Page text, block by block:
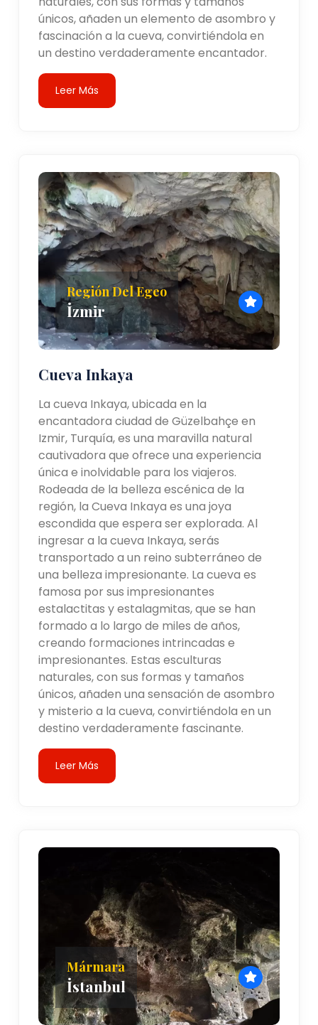
únicos, añaden un elemento de asombro y
fascinación a la cueva, convirtiéndola en
un destino verdaderamente encantador.
Leer Más
Región Del Egeo
İzmir
Cueva Inkaya
La cueva Inkaya, ubicada en la
encantadora ciudad de Güzelbahçe en
Izmir, Turquía, es una maravilla natural
cautivadora que ofrece una experiencia
única e inolvidable para los viajeros.
Rodeada de la belleza escénica de la
región, la Cueva Inkaya es una joya
escondida que espera ser explorada. Al
ingresar a la cueva Inkaya, serás
transportado a un reino subterráneo de
una belleza impresionante. La cueva es
famosa por sus impresionantes
estalactitas y estalagmitas, que se han
formado a lo largo de miles de años,
creando formaciones intrincadas e
impresionantes. Estas esculturas
naturales, con sus formas y tamaños
únicos, añaden una sensación de asombro
y misterio a la cueva, convirtiéndola en un
destino verdaderamente fascinante.
Leer Más
Mármara
İstanbul